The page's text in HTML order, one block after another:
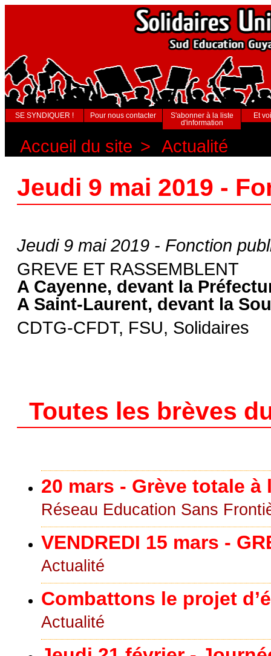
SE SYNDIQUER ! Pour nous contacter
S'abonner à la liste
d'information
Et
Accueil du site > Actualité
Jeudi 9 mai 2019 -
Jeudi 9 mai 2019 - Fonction
GREVE ET RASSEMBLENT
A Cayenne, devant la
A Saint-Laurent, devant la
CDTG-CFDT, FSU, Solidaires
Toutes les brèves
20 mars - Grève totale à
Réseau Education Sans
VENDREDI 15 mars -
Actualité
Combattons le projet
Actualité